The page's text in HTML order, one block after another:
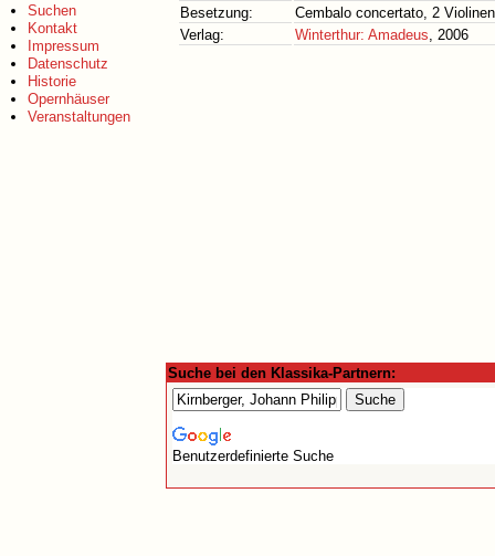
Suchen
Kontakt
Impressum
Datenschutz
Historie
Opernhäuser
Veranstaltungen
Besetzung:
Cembalo concertato, 2
Verlag:
Winterthur: Amadeus, 2006
Suche bei den Klassika-Partnern:
Benutzerdefinierte Suche